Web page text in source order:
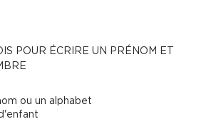
POUR ÉCRIRE UN PRÉNOM ET
ou un alphabet